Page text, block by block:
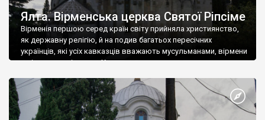
Ялта. Вірменська церква Святої Ріпсіме
Вірменія першою серед країн світу прийняла християнство,
як державну релігію, й на подив багатьох пересічних
українців, які усіх кавказців вважають мусульманами, вірмени
є відданими вірянами Христа